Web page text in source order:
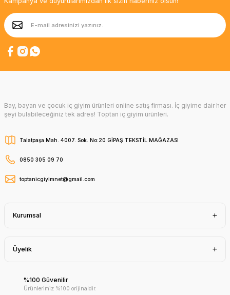
Bay, bayan ve çocuk iç giyim ürünleri online satış firması. İç giyime dair her
şeyi bulabileceğiniz tek adres! Toptan iç giyim ürünleri.
Talatpaşa Mah. 4007. Sok. No:20 GİPAŞ TEKSTİL MAĞAZASI
0850 305 09 70
toptanicgiyimnet@gmail.com
Kurumsal
Üyelik
%100 Güvenilir
Ürünlerimiz %100 orijinaldir.